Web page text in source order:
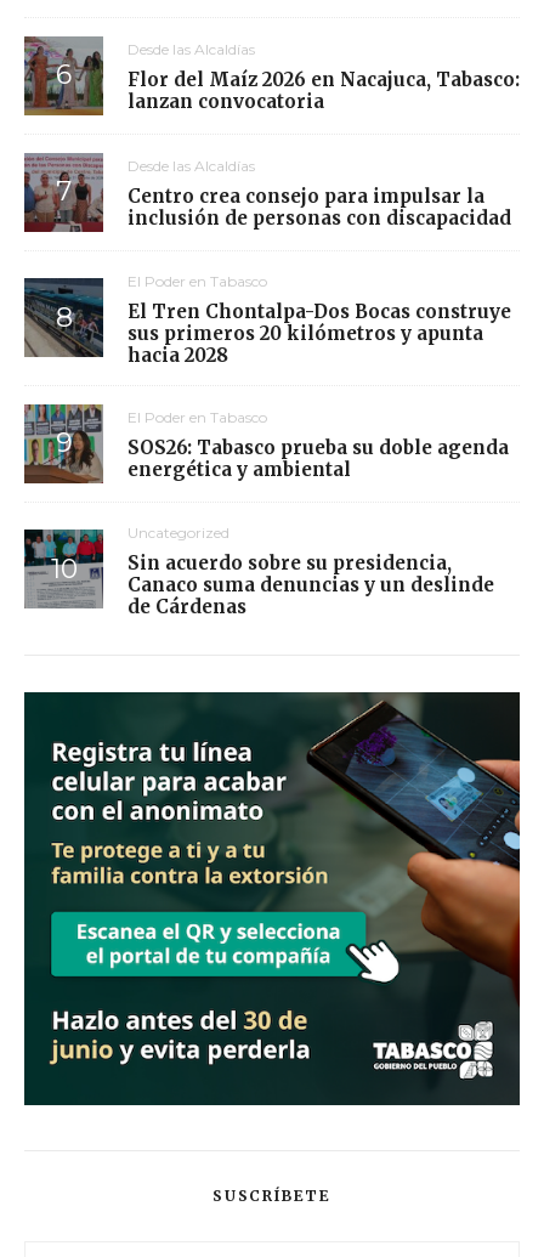
Desde las Alcaldías
Flor del Maíz 2026 en Nacajuca, Tabasco:
lanzan convocatoria
Desde las Alcaldías
Centro crea consejo para impulsar la
inclusión de personas con discapacidad
El Poder en Tabasco
El Tren Chontalpa-Dos Bocas construye
sus primeros 20 kilómetros y apunta
hacia 2028
El Poder en Tabasco
SOS26: Tabasco prueba su doble agenda
energética y ambiental
Uncategorized
Sin acuerdo sobre su presidencia,
Canaco suma denuncias y un deslinde
de Cárdenas
SUSCRÍBETE